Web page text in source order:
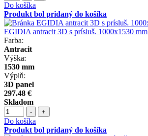
Do košíka
Produkt bol pridaný do košíka
EGIDIA antracit 3D s prísluš. 1000x1530 mm
Farba:
Antracit
Výška:
1530 mm
Výplň:
3D panel
297.48 €
Skladom
- +
Do košíka
Produkt bol pridaný do košíka